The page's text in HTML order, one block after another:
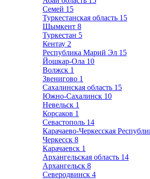
Семей 15
Туркестанская область 15
Шымкент 8
Туркестан 5
Кентау 2
Республика Марий Эл 15
Йошкар-Ола 10
Волжск 1
Звенигово 1
Сахалинская область 15
Южно-Сахалинск 10
Невельск 1
Корсаков 1
Севастополь 14
Карачаево-Черкесская
Черкесск 8
Карачаевск 1
Архангельская область 14
Архангельск 8
Северодвинск 4